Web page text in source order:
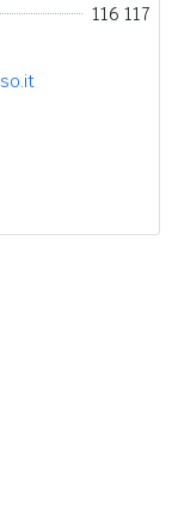
116 117